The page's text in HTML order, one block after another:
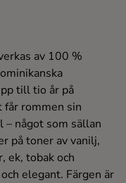
av 100 %
till tio år på
får rommen sin
– något som sällan
på toner av vanilj,
ek, tobak och
elegant. Färgen är